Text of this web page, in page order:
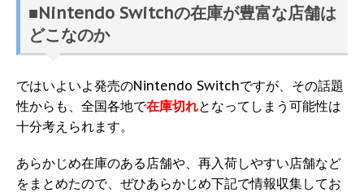
■Nintendo Switchの在庫が豊富な店舗は
どこなのか
ではいよいよ発売のNintendo Switchですが、その話題
性からも、全国各地で在庫切れとなってしまう可能性は
十分考えられます。
あらかじめ在庫のある店舗や、再入荷しやすい店舗など
をまとめたので、ぜひあらかじめ下記で情報収集してお